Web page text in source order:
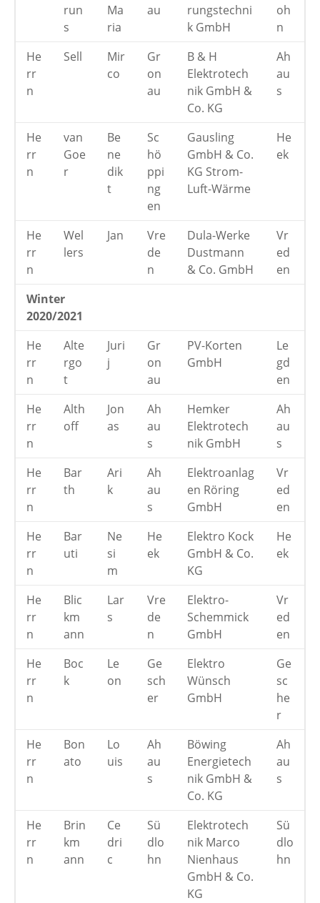
run
s
Ma
ria
au
rungstechni
k GmbH
oh
n
He
rr
n
Sell
Mir
co
Gr
on
au
B & H
Elektrotech
nik GmbH &
Co. KG
Ah
au
s
He
rr
n
van
Goe
r
Be
ne
dik
t
Sc
hö
ppi
ng
en
Gausling
GmbH & Co.
KG Strom-
Luft-Wärme
He
ek
He
rr
n
Wel
lers
Jan
Vre
de
n
Dula-Werke
Dustmann
& Co. GmbH
Vr
ed
en
Winter
2020/2021
He
rr
n
Alte
rgo
t
Juri
j
Gr
on
au
PV-Korten
GmbH
Le
gd
en
He
rr
n
Alth
off
Jon
as
Ah
au
s
Hemker
Elektrotech
nik GmbH
Ah
au
s
He
rr
n
Bar
th
Ari
k
Ah
au
s
Elektroanlag
en Röring
GmbH
Vr
ed
en
He
rr
n
Bar
uti
Ne
si
m
He
ek
Elektro Kock
GmbH & Co.
KG
He
ek
He
rr
n
Blic
km
ann
Lar
s
Vre
de
n
Elektro-
Schemmick
GmbH
Vr
ed
en
He
rr
n
Boc
k
Le
on
Ge
sch
er
Elektro
Wünsch
GmbH
Ge
sc
he
r
He
rr
n
Bon
ato
Lo
uis
Ah
au
s
Böwing
Energietech
nik GmbH &
Co. KG
Ah
au
s
He
rr
n
Brin
km
ann
Ce
dri
c
Sü
dlo
hn
Elektrotech
nik Marco
Nienhaus
GmbH & Co.
KG
Sü
dlo
hn